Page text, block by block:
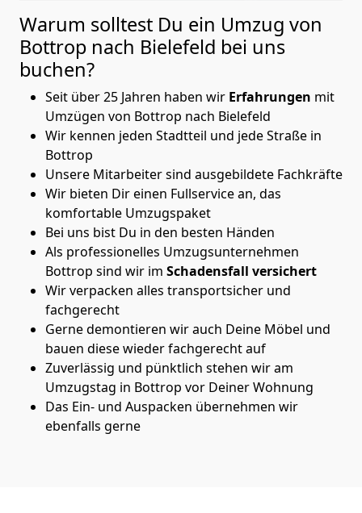
Warum solltest Du ein Umzug von
Bottrop nach Bielefeld bei uns
buchen?
Seit über 25 Jahren haben wir Erfahrungen mit
Umzügen von Bottrop nach Bielefeld
Wir kennen jeden Stadtteil und jede Straße in
Bottrop
Unsere Mitarbeiter sind ausgebildete Fachkräfte
Wir bieten Dir einen Fullservice an, das
komfortable Umzugspaket
Bei uns bist Du in den besten Händen
Als professionelles Umzugsunternehmen
Bottrop sind wir im Schadensfall versichert
Wir verpacken alles transportsicher und
fachgerecht
Gerne demontieren wir auch Deine Möbel und
bauen diese wieder fachgerecht auf
Zuverlässig und pünktlich stehen wir am
Umzugstag in Bottrop vor Deiner Wohnung
Das Ein- und Auspacken übernehmen wir
ebenfalls gerne